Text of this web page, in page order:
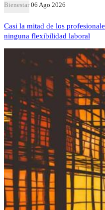
Bienestar 06 Ago 2026
Casi la mitad de los
ninguna flexibilidad laboral